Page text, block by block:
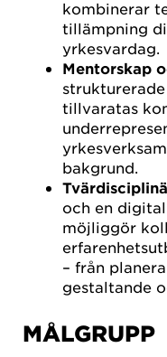
kombinerar
tillämpning
yrkesvardag.
Mentorskap
tillvaratas
bakgrund.
och en
möjliggör
– från
gestaltande
MÅLGRUPP